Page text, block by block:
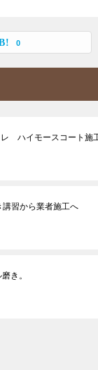
0
ハイモースコート施工
習から業者施工へ
き。